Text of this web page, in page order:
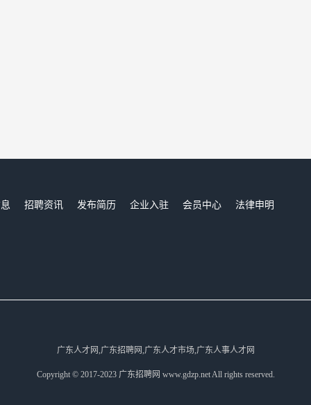
招聘资讯 发布简历 企业入驻 会员中心
法律申明
广东人才网,广东招聘网,广东人才市场,广东人事人才网
Copyright © 2017-2023 广东招聘网 www.gdzp.net All rights reserved.